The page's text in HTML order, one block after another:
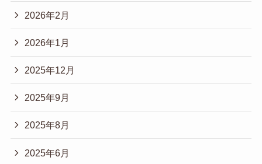
2026年2月
2026年1月
2025年12月
2025年9月
2025年8月
2025年6月